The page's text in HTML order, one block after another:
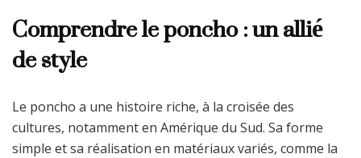
Comprendre le poncho : un allié
de style
Le poncho a une histoire riche, à la croisée des
cultures, notamment en Amérique du Sud. Sa forme
simple et sa réalisation en matériaux variés, comme la